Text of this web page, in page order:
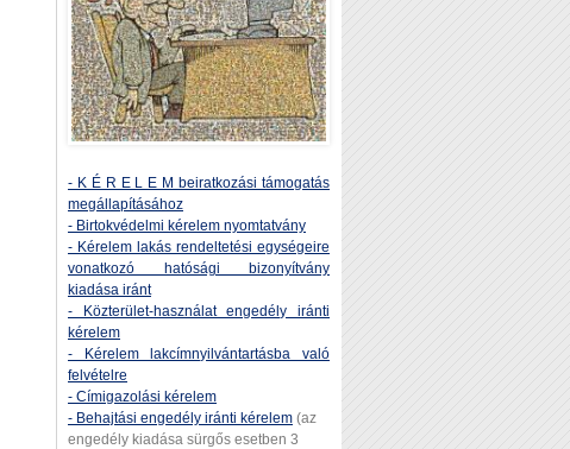
- K É R E L E M beiratkozási támogatás
megállapításához
- Birtokvédelmi kérelem nyomtatvány
- Kérelem lakás rendeltetési egységeire
vonatkozó hatósági bizonyítvány
kiadása iránt
- Közterület-használat engedély iránti
kérelem
- Kérelem lakcímnyilvántartásba való
felvételre
- Címigazolási kérelem
- Behajtási engedély iránti kérelem (az
engedély kiadása sürgős esetben 3